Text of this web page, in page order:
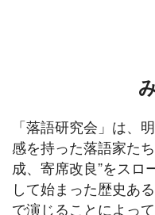
「落語研究会」は、
感を持った落語家た
成、寄席改良”をスロ
して始まった歴史あ
で演じることによっ